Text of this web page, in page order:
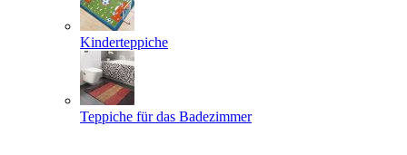
Kinderteppiche
Teppiche für das Badezimmer